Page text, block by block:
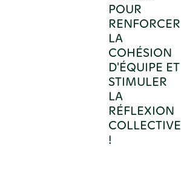
POUR
RENFORCER
LA
COHÉSION
D'ÉQUIPE ET
STIMULER
LA
RÉFLEXION
COLLECTIVE
!